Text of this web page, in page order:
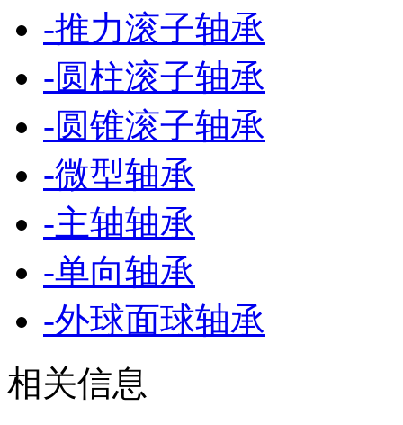
-推力滚子轴承
-圆柱滚子轴承
-圆锥滚子轴承
-微型轴承
-主轴轴承
-单向轴承
-外球面球轴承
相关信息